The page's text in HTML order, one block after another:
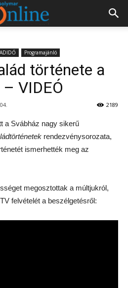
Programajánló
története a
VIDEÓ
2189
a Svábház nagy sikerű
rendezvénysorozata,
ismerhették meg az
megosztottak a múltjukról,
felvételét a beszélgetésről: